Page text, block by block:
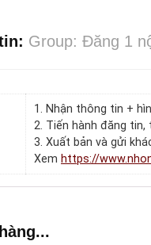
Group: Đăng 1
1. Nhận thông tin +
2. Tiến hành đăng
3. Xuất bản và gửi
Xem https://